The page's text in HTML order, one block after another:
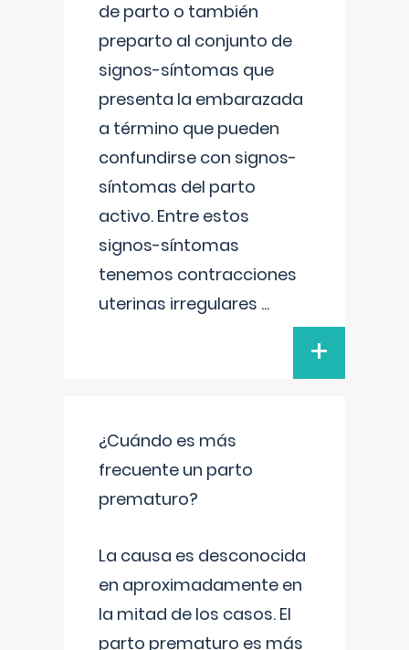
de parto o también
preparto al conjunto de
signos-síntomas que
presenta la embarazada
a término que pueden
confundirse con signos-
síntomas del parto
activo. Entre estos
signos-síntomas
tenemos contracciones
uterinas irregulares ...
+
¿Cuándo es más
frecuente un parto
prematuro?
La causa es desconocida
en aproximadamente en
la mitad de los casos. El
parto prematuro es más